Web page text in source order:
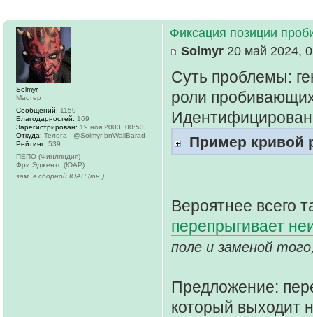
Фиксация позиции
Solmyr 20 май 2024,
Суть проблемы:
роли
Пример кривой
Вероятнее всего
перепрыгивает
поле и заменой
Предложение:
который выходит
Solmyr
Мастер
Сообщений: 1159
Благодарностей: 169
Зарегистрирован: 19 ноя 2003, 00:53
Откуда: Телега - @SolmyrIbnWaliBarad
Рейтинг: 539
ПЕПО (Финляндия)
Фри Эджентс (ЮАР)
зам. в сборной ЮАР (юн.)